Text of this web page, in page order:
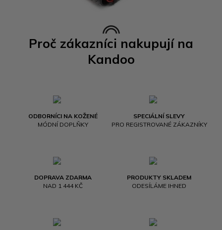
Proč zákazníci nakupují na
Kandoo
ODBORNÍCI NA KOŽENÉ
MÓDNÍ DOPLŇKY
SPECIÁLNÍ SLEVY
PRO REGISTROVANÉ ZÁKAZNÍKY
DOPRAVA ZDARMA
NAD 1 444 KČ
PRODUKTY SKLADEM
ODESÍLÁME IHNED